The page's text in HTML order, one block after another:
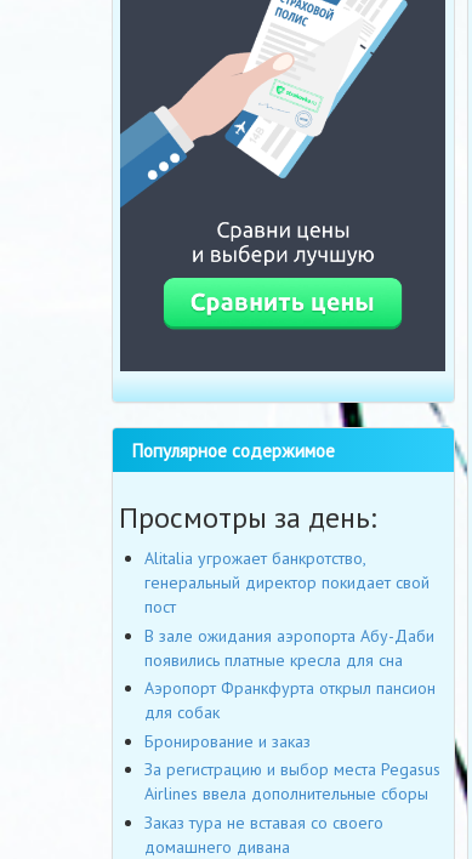
Популярное содержимое
Просмотры за день:
Alitalia угрожает банкротство,
генеральный директор покидает свой
пост
В зале ожидания аэропорта Абу-Даби
появились платные кресла для сна
Аэропорт Франкфурта открыл пансион
для собак
Бронирование и заказ
За регистрацию и выбор места Pegasus
Airlines ввела дополнительные сборы
Заказ тура не вставая со своего
домашнего дивана